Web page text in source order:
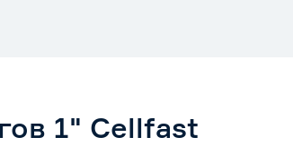
1" Cellfast